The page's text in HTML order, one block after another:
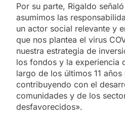
Por su parte, Rigaldo
asumimos las
un actor social relevante y
que nos plantea el virus
nuestra estrategia de
los fondos y la experiencia
largo de los últimos 11
contribuyendo con el
comunidades y de los
desfavorecidos».